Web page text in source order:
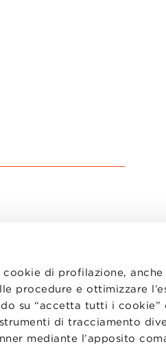
di profilazione,
procedure e ottimizzare
su “accetta tutti i cookie”
di tracciamento
mediante l’apposito
CON NOI
STATUTO